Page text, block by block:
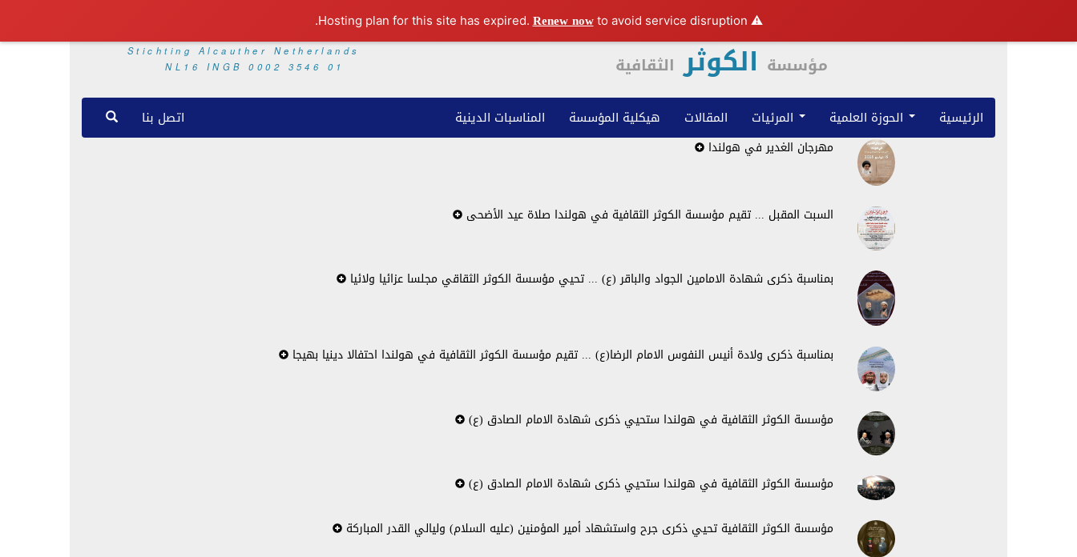
⚠️ Hosting plan for this site has expired.
Renew nowto avoid service disruption.
مؤسسة الكوثر الثقافية
Stichting Alcauther Netherlands
NL16 INGB 0002 3546 01
اتصل بنا المناسبات الدينية هيكلية المؤسسة المقالات المرئيات الحوزة العلمية الرئيسية
مهرجان الغدير في هولندا
السبت المقبل ... تقيم مؤسسة الكوثر الثقافية في هولندا صلاة عيد الأضحى
بمناسبة ذكرى شهادة الامامين الجواد والباقر (ع) ... تحيي مؤسسة الكوثر الثقاقي مجلسا عزائيا ولائيا
بمناسبة ذكرى ولادة أنيس النفوس الامام الرضا(ع) ... تقيم مؤسسة الكوثر الثقافية في هولندا احتفالا دينيا بهيجا
مؤسسة الكوثر الثقافية في هولندا ستحيي ذكرى شهادة الامام الصادق (ع)
مؤسسة الكوثر الثقافية في هولندا ستحيي ذكرى شهادة الامام الصادق (ع)
مؤسسة الكوثر الثقافية تحيي ذكرى جرح واستشهاد أمير المؤمنين (عليه السلام) وليالي القدر المباركة